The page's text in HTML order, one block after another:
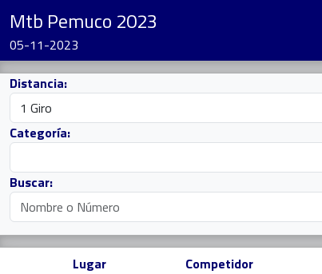
Mtb Pemuco 2023
05-11-2023
Distancia:
Categoría:
Buscar:
Lugar Competidor